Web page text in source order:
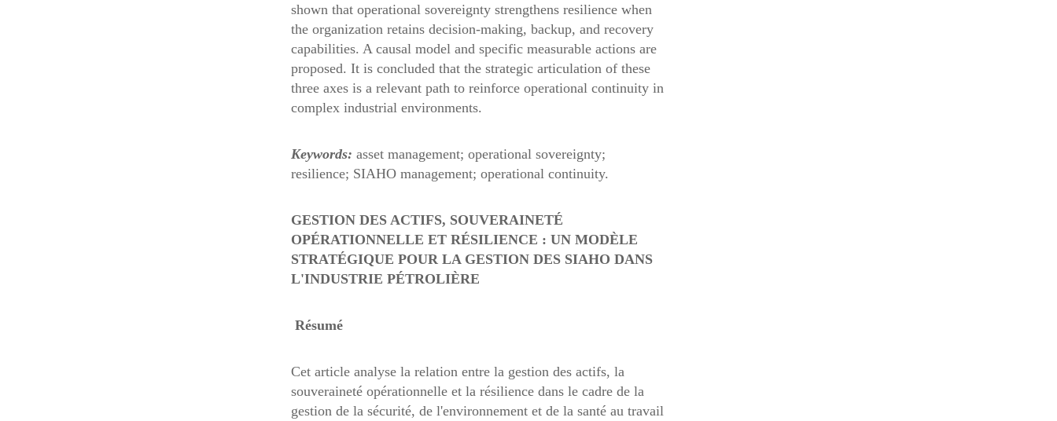
shown that operational sovereignty strengthens resilience when
the organization retains decision-making, backup, and recovery
capabilities. A causal model and specific measurable actions are
proposed. It is concluded that the strategic articulation of these
three axes is a relevant path to reinforce operational continuity in
complex industrial environments.
Keywords: asset management; operational sovereignty;
resilience; SIAHO management; operational continuity.
GESTION DES ACTIFS, SOUVERAINETÉ
OPÉRATIONNELLE ET RÉSILIENCE : UN MODÈLE
STRATÉGIQUE POUR LA GESTION DES SIAHO DANS
L'INDUSTRIE PÉTROLIÈRE
Résumé
Cet article analyse la relation entre la gestion des actifs, la
souveraineté opérationnelle et la résilience dans le cadre de la
gestion de la sécurité, de l'environnement et de la santé au travail